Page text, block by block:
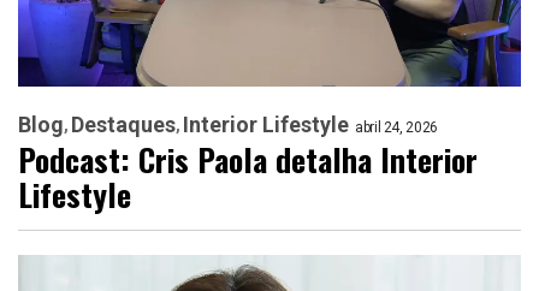
Blog Destaques Interior Lifestyle abril 24, 2026
Podcast: Cris Paola detalha Interior
Lifestyle